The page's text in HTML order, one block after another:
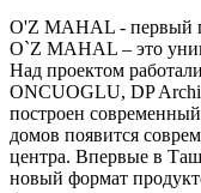
O'Z MAHAL - первый
O`Z MAHAL – это
Над проектом
ONCUOGLU, DP
построен
домов появится
центра. Впервые в
новый формат